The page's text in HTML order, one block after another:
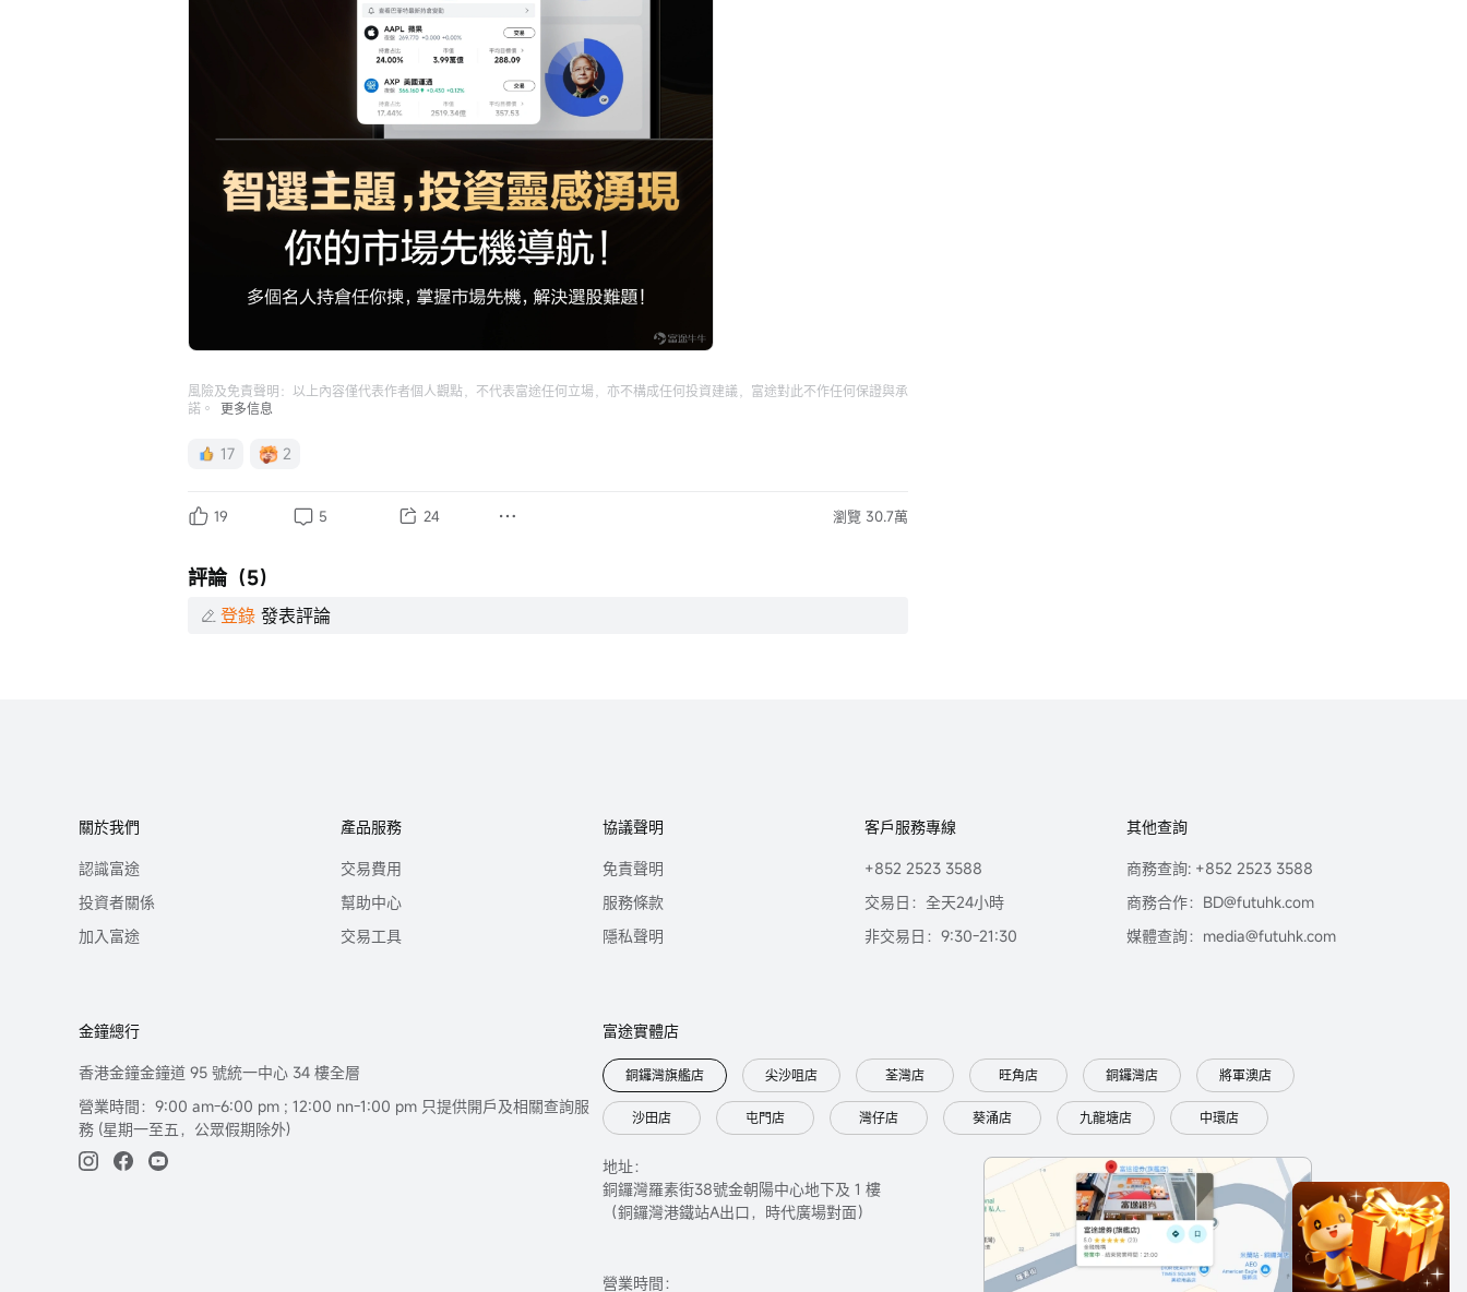
風險及免責聲明：以上內容僅代表作者個人觀點，不代表富途任何立場，亦不構成任何投資建議，富途對此不作任何保證與承
諾。
更多信息
17 2
19 5 24 瀏覽 30.7萬
評論（5）
登錄 發表評論
關於我們
認識富途
投資者關係
加入富途
產品服務
交易費用
幫助中心
交易工具
協議聲明
免責聲明
服務條款
隱私聲明
客戶服務專線
+852 2523 3588
交易日：全天24小時
非交易日：9:30-21:30
其他查詢
商務查詢: +852 2523 3588
商務合作：BD@futuhk.com
媒體查詢：media@futuhk.com
金鐘總行
香港金鐘金鐘道 95 號統一中心 34 樓全層
營業時間：9:00 am-6:00 pm ; 12:00 nn-1:00 pm 只提供開戶及相關查詢服
務 (星期一至五，公眾假期除外)
富途實體店
銅鑼灣旗艦店 尖沙咀店 荃灣店 旺角店 銅鑼灣店 將軍澳店
沙田店 屯門店 灣仔店 葵涌店 九龍塘店 中環店
地址：
銅鑼灣羅素街38號金朝陽中心地下及 1 樓
（銅鑼灣港鐵站A出口，時代廣場對面）
營業時間：